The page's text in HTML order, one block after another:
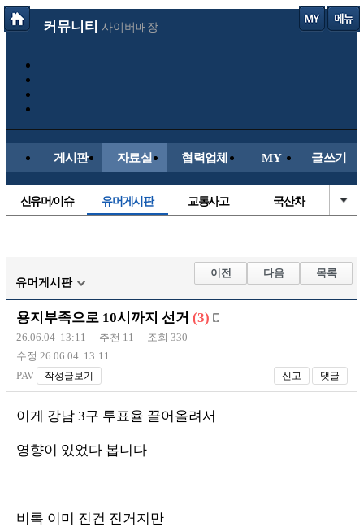
커뮤니티 사이버매장
게시판 자료실 협력업체 MY 글쓰기
신유머/이슈 유머게시판 교통사고 국산차
자유사진 군사/무기
트럭/버스
장착시공사진
유머게시판
이전 다음 목록
용지부족으로 10시까지 선거 (3)
26.06.04 13:11 추천 11
조회 330
수정 26.06.04 13:11
PAV
작성글보기 신고 댓글
이게 강남 3구 투표율 끌어올려서
영향이 있었다 봅니다
비록 이미 진건 진거지만